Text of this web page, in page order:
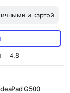
и картой
4.8
G500